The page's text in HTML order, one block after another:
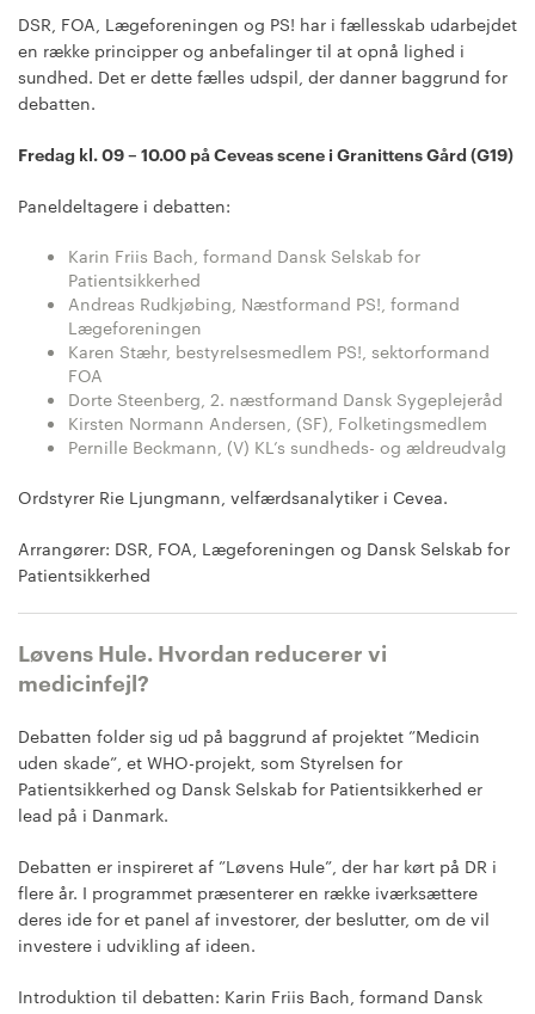
DSR, FOA, Lægeforeningen og PS! har i fællesskab udarbejdet
en række principper og anbefalinger til at opnå lighed i
sundhed. Det er dette fælles udspil, der danner baggrund for
debatten.
Fredag kl. 09 – 10.00 på Ceveas scene i Granittens Gård (G19)
Paneldeltagere i debatten:
Karin Friis Bach, formand Dansk Selskab for
Patientsikkerhed
Andreas Rudkjøbing, Næstformand PS!, formand
Lægeforeningen
Karen Stæhr, bestyrelsesmedlem PS!, sektorformand
FOA
Dorte Steenberg, 2. næstformand Dansk Sygeplejeråd
Kirsten Normann Andersen, (SF), Folketingsmedlem
Pernille Beckmann, (V) KL’s sundheds- og ældreudvalg
Ordstyrer Rie Ljungmann, velfærdsanalytiker i Cevea.
Arrangører: DSR, FOA, Lægeforeningen og Dansk Selskab for
Patientsikkerhed
Løvens Hule. Hvordan reducerer vi
medicinfejl?
Debatten folder sig ud på baggrund af projektet ”Medicin
uden skade”, et WHO-projekt, som Styrelsen for
Patientsikkerhed og Dansk Selskab for Patientsikkerhed er
lead på i Danmark.
Debatten er inspireret af ”Løvens Hule”, der har kørt på DR i
flere år. I programmet præsenterer en række iværksættere
deres ide for et panel af investorer, der beslutter, om de vil
investere i udvikling af ideen.
Introduktion til debatten: Karin Friis Bach, formand Dansk